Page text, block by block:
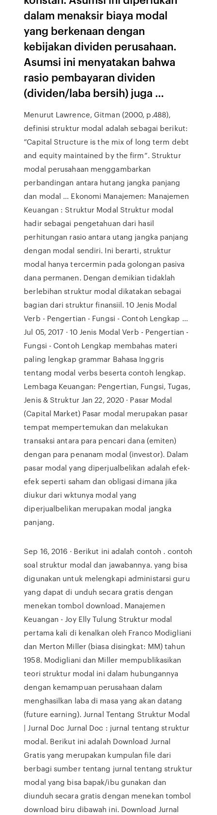
dalam menaksir biaya modal
yang berkenaan dengan
kebijakan dividen perusahaan.
Asumsi ini menyatakan bahwa
rasio pembayaran dividen
(dividen/laba bersih) juga …
Menurut Lawrence, Gitman (2000, p.488),
definisi struktur modal adalah sebagai berikut:
”Capital Structure is the mix of long term debt
and equity maintained by the firm”. Struktur
modal perusahaan menggambarkan
perbandingan antara hutang jangka panjang
dan modal … Ekonomi Manajemen: Manajemen
Keuangan : Struktur Modal Struktur modal
hadir sebagai pengetahuan dari hasil
perhitungan rasio antara utang jangka panjang
dengan modal sendiri. Ini berarti, struktur
modal hanya tercermin pada golongan pasiva
dana permanen. Dengan demikian tidaklah
berlebihan struktur modal dikatakan sebagai
bagian dari struktur finansiil. 10 Jenis Modal
Verb - Pengertian - Fungsi - Contoh Lengkap ...
Jul 05, 2017 · 10 Jenis Modal Verb - Pengertian -
Fungsi - Contoh Lengkap membahas materi
paling lengkap grammar Bahasa Inggris
tentang modal verbs beserta contoh lengkap.
Lembaga Keuangan: Pengertian, Fungsi, Tugas,
Jenis & Struktur Jan 22, 2020 · Pasar Modal
(Capital Market) Pasar modal merupakan pasar
tempat mempertemukan dan melakukan
transaksi antara para pencari dana (emiten)
dengan para penanam modal (investor). Dalam
pasar modal yang diperjualbelikan adalah efek-
efek seperti saham dan obligasi dimana jika
diukur dari wktunya modal yang
diperjualbelikan merupakan modal jangka
panjang.
Sep 16, 2016 · Berikut ini adalah contoh . contoh
soal struktur modal dan jawabannya. yang bisa
digunakan untuk melengkapi administarsi guru
yang dapat di unduh secara gratis dengan
menekan tombol download. Manajemen
Keuangan - Joy Elly Tulung Struktur modal
pertama kali di kenalkan oleh Franco Modigliani
dan Merton Miller (biasa disingkat: MM) tahun
1958. Modigliani dan Miller mempublikasikan
teori struktur modal ini dalam hubungannya
dengan kemampuan perusahaan dalam
menghasilkan laba di masa yang akan datang
(future earning). Jurnal Tentang Struktur Modal
| Jurnal Doc Jurnal Doc : jurnal tentang struktur
modal. Berikut ini adalah Download Jurnal
Gratis yang merupakan kumpulan file dari
berbagi sumber tentang jurnal tentang struktur
modal yang bisa bapak/ibu gunakan dan
diunduh secara gratis dengan menekan tombol
download biru dibawah ini. Download Jurnal